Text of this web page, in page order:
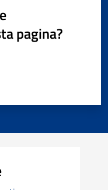
pagina?